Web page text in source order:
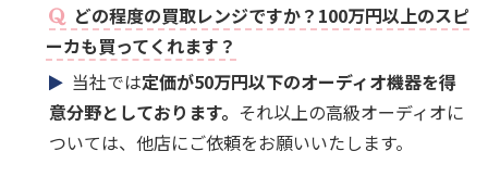
どの程度の買取レンジですか？100万円以上のスピ
ーカも買ってくれます？
当社では定価が50万円以下のオーディオ機器を得
意分野としております。 それ以上の高級オーディオに
ついては、他店にご依頼をお願いいたします。